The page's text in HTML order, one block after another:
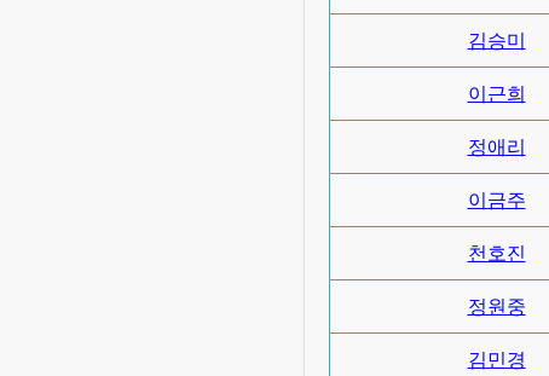
김승미
이근희
정애리
이금주
천호진
정원중
김민경